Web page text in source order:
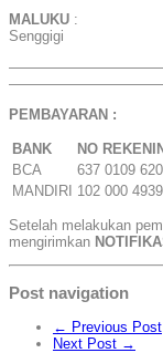
MALUKU :
Senggigi
PEMBAYARAN :
BANK NO
BCA
637 0109 620
MANDIRI 102 000
Setelah melakukan
mengirimkan
Post navigation
← Previous Post
Next Post →